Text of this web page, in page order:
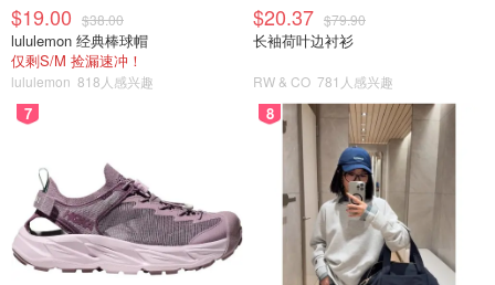
$19.00 $38.00
lululemon 经典棒球帽
仅剩S/M 捡漏速冲！
lululemon 818人感兴趣
$20.37 $79.90
长袖荷叶边衬衫
RW & CO 781人感兴趣
7 8